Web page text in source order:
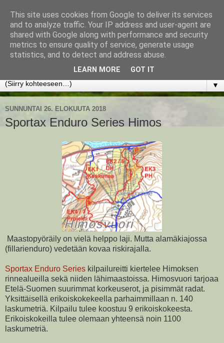
www.jyrkikokko.fi
Uusi Suunta - Jokainen hetki tarjoaa tilaisuuden muuttaa
▼
SUNNUNTAI 26. ELOKUUTA 2018
Sportax Enduro Series Himos
Maastopyöräily on vielä helppo laji. Mutta alamäkiajossa
(fillarienduro) vedetään kovaa riskirajalla.
Sportax Enduro Series kilpailureitti kiertelee Himoksen
rinnealueilla sekä niiden lähimaastoissa. Himosvuori tarjoaa
Etelä-Suomen suurimmat korkeuserot, ja pisimmät radat.
Yksittäisellä erikoiskokekeella parhaimmillaan n. 140
laskumetriä. Kilpailu tulee koostuu 9 erikoiskokeesta.
Erikoiskokeilla tulee olemaan yhteensä noin 1100
laskumetriä.
This site uses cookies from Google to deliver its services
and to analyze traffic. Your IP address and user-agent are
shared with Google along with performance and security
metrics to ensure quality of service, generate usage
statistics, and to detect and address abuse.
LEARN MORE GOT IT